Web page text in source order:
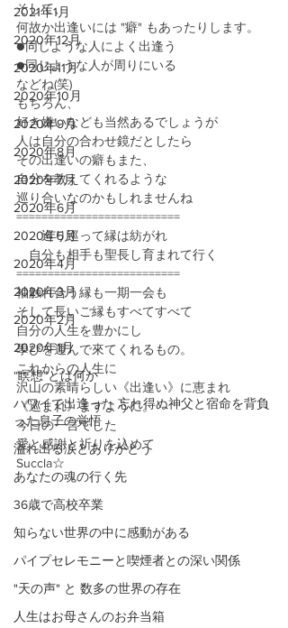
2021年1月
2020年12月
2020年11月
2020年10月
2020年9月
2020年8月
2020年7月
2020年6月
2020年5月
2020年4月
2020年3月
2020年2月
2020年1月
“瞑想”とは何か
ハワイで出逢った 忘れ得ぬ神父と宿命を背負
った息子の覚悟
溢れ出る涙とありがとう
あなたの魂の行く先
36歳で高校卒業
知らない世界の中に感動がある
パイプセレモニーと喫煙者との深い関係
"天の声" と 数多の世界の存在
人生はお母さんのお弁当箱
そして、
何故か出逢いには "癖" もあったりします。
●同じような人によく出逢う
●同じような人が周りにいる
などね(笑)
もちろん、
好き嫌いなども当然あるでしょうが
人は自分の合わせ鏡だとしたら
その出逢いの癖もまた、
自分を教えてくれるような
巡り合いなのかもしれませんね
==========================
巡り巡って縁は紡がれ
自分も相手も聖長し育まれて行く
==========================
袖触れ合う縁も一期一会も
そして長いご縁もすべてすべて
自分の人生を豊かにし
學びを運んで來てくれるもの。
これからの人生に
沢山の素晴らしい《出逢い》に恵まれ
《巡まれ》ますように。
今日の一言でした
愛と感謝と祈りを込めて
Succla☆